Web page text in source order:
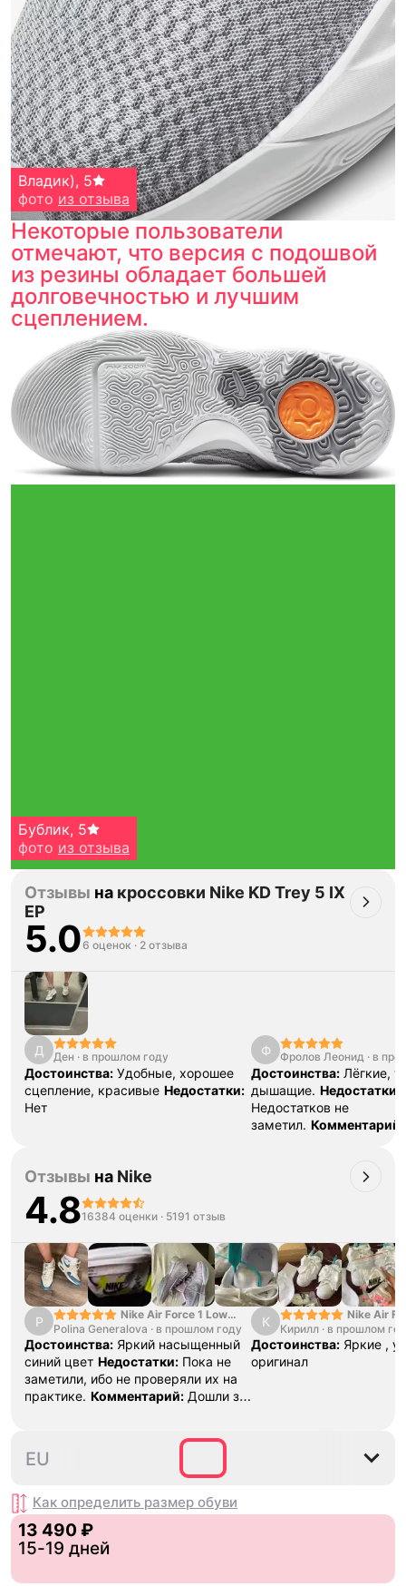
Владик), 5
фото из отзыва
Некоторые пользователи
отмечают, что версия с подошвой
из резины обладает большей
долговечностью и лучшим
сцеплением.
Тройная гарантия
оригинальности
Товар сертифицирован и опломбирован.
Проверяем на оригинальность
по 16 параметрам.
Если придёт подделка — вернём деньги
в трёхкратном размере.
Как мы провеяем товары
Бублик, 5
фото из отзыва
Отзывы на кроссовки Nike KD Trey 5 IX
EP
5.06 оценок · 2 отзыва
Д Ден · в прошлом году
Достоинства: Удобные, хорошее
сцепление, красивые Недостатки:
Нет
Ф Фролов Леонид · в
Достоинства: Лёгкие,
дышащие. Недостатки:
Недостатков не
заметил. Комментарий:
Отзывы на Nike
4.816384 оценки · 5191 отзыв
P
Nike Air Force 1 Low
College Pack White
Blue
Polina Generalova · в прошлом году
Достоинства: Яркий насыщенный
синий цвет Недостатки: Пока не
заметили, ибо не проверяли их на
практике. Комментарий: Дошли за
К
Nike Air
Yellow
Кирилл · в прошлом
Достоинства: Яркие ,
оригинал
40
EU
Как определить размер обуви
13 490 ₽
15-19 дней